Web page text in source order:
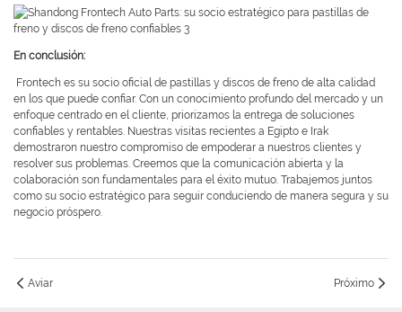
En conclusión:
Frontech es su socio oficial de pastillas y discos de freno de alta calidad
en los que puede confiar. Con un conocimiento profundo del mercado y un
enfoque centrado en el cliente, priorizamos la entrega de soluciones
confiables y rentables. Nuestras visitas recientes a Egipto e Irak
demostraron nuestro compromiso de empoderar a nuestros clientes y
resolver sus problemas. Creemos que la comunicación abierta y la
colaboración son fundamentales para el éxito mutuo. Trabajemos juntos
como su socio estratégico para seguir conduciendo de manera segura y su
negocio próspero.
Aviar Próximo